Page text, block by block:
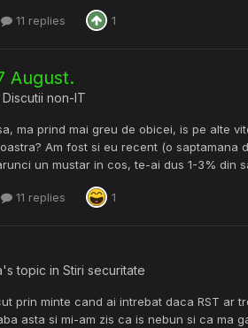
11 replies 1
August.
Discutii non-IT
ma prind mai greu de obicei, is pe alte
Am fost si eu recent (o
un mustar in cos, te-ai dus 1-3% din
11 replies 1
's topic in Stiri securitate
prin minte cand ai intrebat daca RST ar
asta si mi-am zis ca is nebun si ca ma